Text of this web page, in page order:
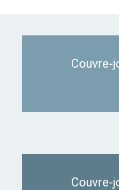
Couvre-
Couvre-